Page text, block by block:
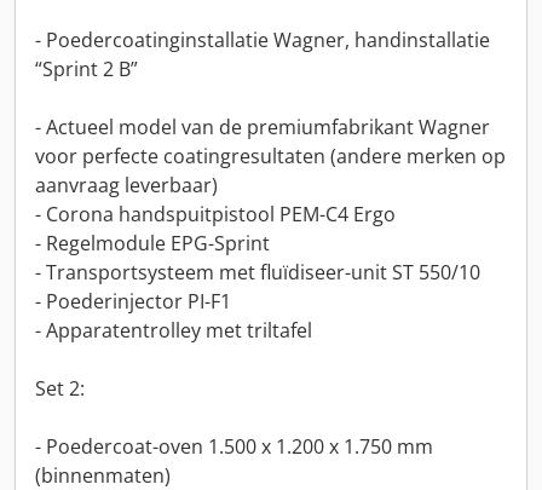
- Poedercoatinginstallatie Wagner, handinstallatie
“Sprint 2 B”
- Actueel model van de premiumfabrikant Wagner
voor perfecte coatingresultaten (andere merken op
aanvraag leverbaar)
- Corona handspuitpistool PEM-C4 Ergo
- Regelmodule EPG-Sprint
- Transportsysteem met fluïdiseer-unit ST 550/10
- Poederinjector PI-F1
- Apparatentrolley met triltafel
Set 2:
- Poedercoat-oven 1.500 x 1.200 x 1.750 mm
(binnenmaten)